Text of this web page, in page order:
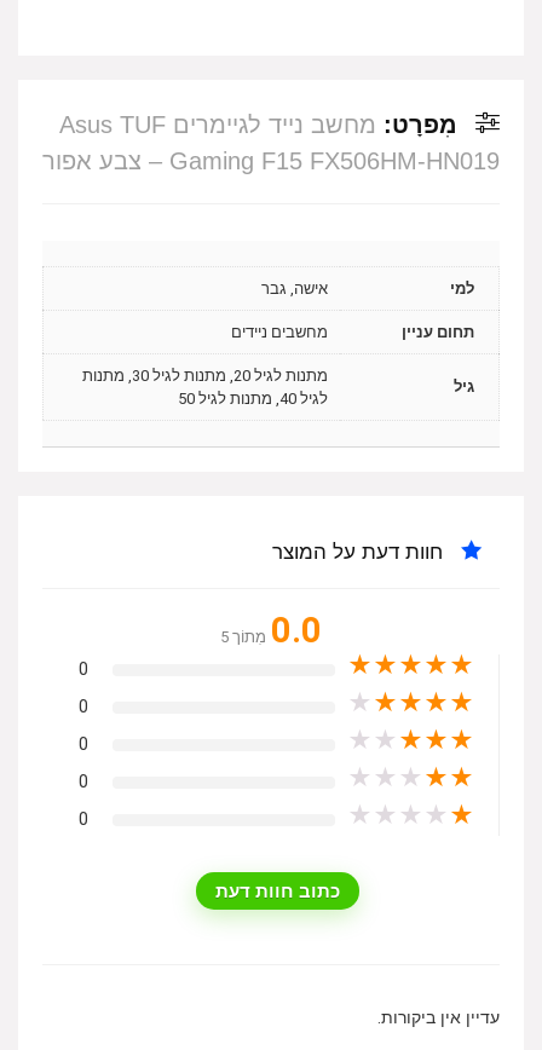
מִפרָט:
מחשב נייד לגיימרים Asus TUF
Gaming F15 FX506HM-HN019 – צבע אפור
למי אישה, גבר
תחום עניין מחשבים ניידים
גיל
מתנות לגיל 20, מתנות לגיל 30, מתנות
לגיל 40, מתנות לגיל 50
חוות דעת על המוצר
0.0 מִתוֹך 5
★
★
★
★
★
0
★
★
★
★
★
0
★
★
★
★
★
0
★
★
★
★
★
0
★
★
★
★
★
0
כתוב חוות דעת
עדיין אין ביקורות.